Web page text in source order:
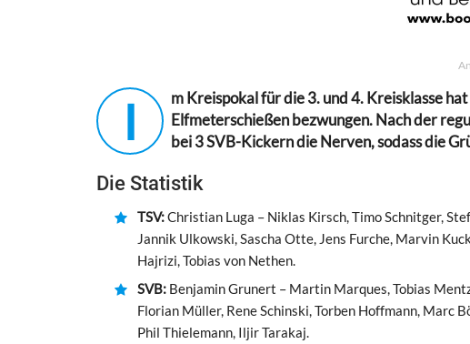
I
m Kreispokal für die 3. und 4. Kreisklasse
Elfmeterschießen bezwungen. Nach der
bei 3 SVB-Kickern die Nerven, sodass die
Die Statistik
TSV:Christian Luga – Niklas Kirsch, Timo Schnitger,
Jannik Ulkowski, Sascha Otte, Jens Furche, Marvin
Hajrizi, Tobias von Nethen.
SVB: Benjamin Grunert – Martin Marques, Tobias
Florian Müller, Rene Schinski, Torben Hoffmann, Marc
Phil Thielemann, Iljir Tarakaj.